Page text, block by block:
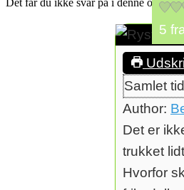
5
Samlet
Author:
Det er
trukket
Hvorfor